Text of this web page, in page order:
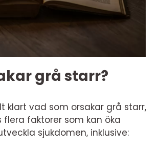
grå starr?
klart vad som orsakar grå starr,
faktorer som kan öka
sjukdomen, inklusive: